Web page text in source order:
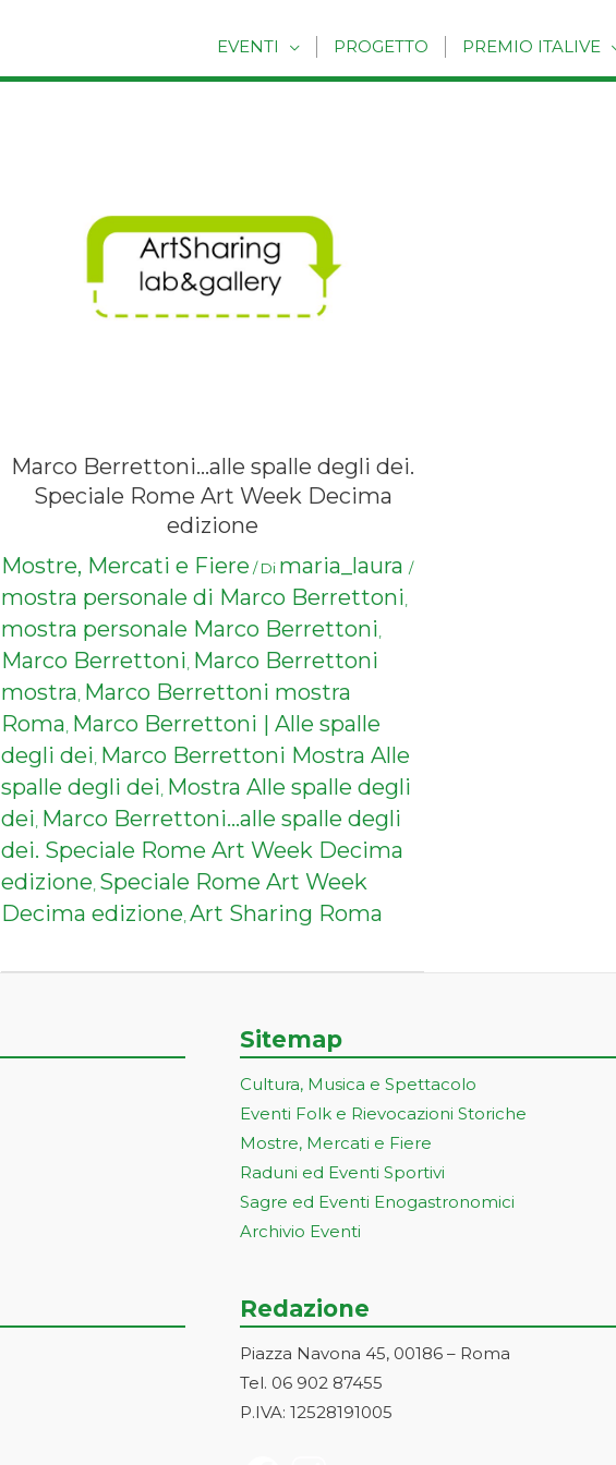
EVENTI PROGETTO PREMIO ITALIVE
Marco Berrettoni…alle spalle degli dei.
Speciale Rome Art Week Decima
edizione
Mostre, Mercati e Fiere / Di maria_laura /
mostra personale di Marco Berrettoni,
mostra personale Marco Berrettoni,
Marco Berrettoni, Marco Berrettoni
mostra, Marco Berrettoni mostra
Roma, Marco Berrettoni | Alle spalle
degli dei, Marco Berrettoni Mostra Alle
spalle degli dei, Mostra Alle spalle degli
dei, Marco Berrettoni...alle spalle degli
dei. Speciale Rome Art Week Decima
edizione, Speciale Rome Art Week
Decima edizione,Art Sharing Roma
Sitemap
Cultura, Musica e Spettacolo
Eventi Folk e Rievocazioni Storiche
Mostre, Mercati e Fiere
Raduni ed Eventi Sportivi
Sagre ed Eventi Enogastronomici
Archivio Eventi
Redazione
Piazza Navona 45, 00186 – Roma
Tel. 06 902 87455
P.IVA: 12528191005